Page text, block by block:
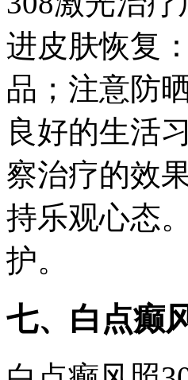
进皮肤恢复
品；注意防
良好的生活
察治疗的效
持乐观心态
护。
七、白点癫